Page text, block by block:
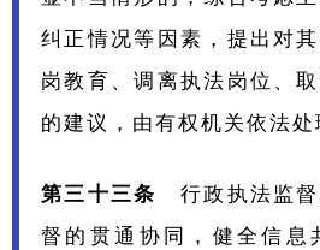
纠正情况等因素，提出对
岗教育、调离执法岗位、
的建议，由有权机关依法处
第三十三条
行政执法监督
督的贯通协同，健全信息